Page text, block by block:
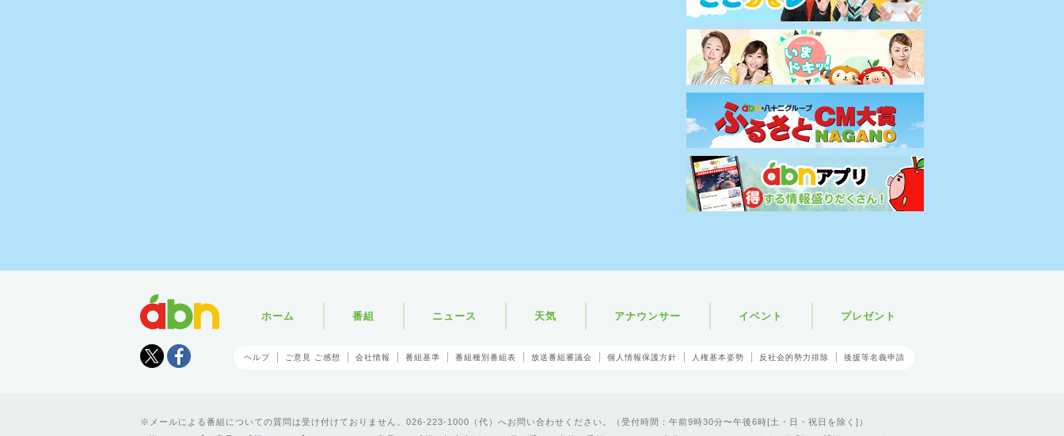
Tweet
ホーム 番組 ニュース 天気 アナウンサー イベント プレゼント
ヘルプ ご意見 ご感想 会社情報 番組基準 番組種別番組表 放送番組審議会 個人情報保護方針 人権基本姿勢 反社会的勢力排除 後援等名義申請
メールによる番組についての質問は受け付けておりません。026-223-1000（代）へお問い合わせください。（受付時間：午前9時30分〜午後6時[土・日・祝日を除く]）